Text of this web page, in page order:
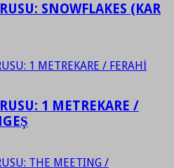
SNOWFLAKES (KAR
1 METREKARE /